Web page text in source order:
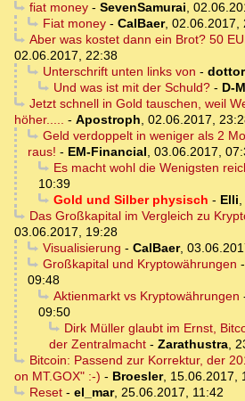
fiat money- SevenSamurai,
Fiat money- CalBaer, 02.06.2017,
Aber was kostet dann ein Brot? 50
02.06.2017, 22:38
Unterschrift unten links von -
Und was ist mit der Schuld?- D-
Jetzt schnell in Gold tauschen, weil
höher..... - Apostroph, 02.06.2017,
Geld verdoppelt in weniger als 2
raus! - EM-Financial, 03.06.2017,
Es macht wohl die Wenigsten
10:39
Gold und Silber physisch - Elli,
Das Großkapital im Vergleich zu
03.06.2017, 19:28
Visualisierung - CalBaer,
Großkapital und Kryptowährungen -
09:48
Aktienmarkt vs Kryptowährungen
09:50
Dirk Müller glaubt im Ernst,
der Zentralmacht - Zarathustra,
Bitcoin: Passend zur Korrektur, der
on MT.GOX" :-) - Broesler, 15.06.2017,
Reset- el_mar, 25.06.2017, 11:42